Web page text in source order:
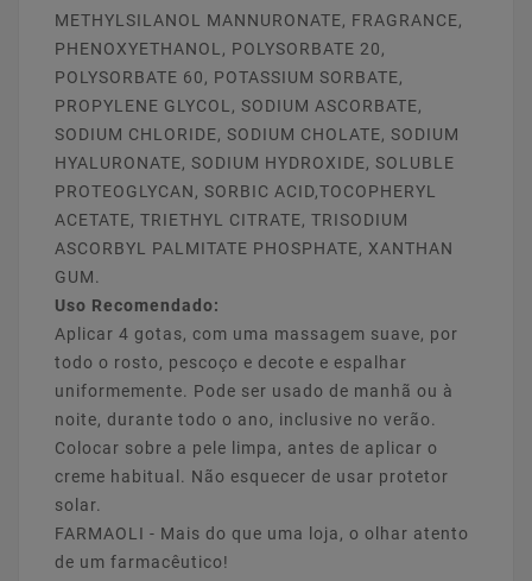
METHYLSILANOL MANNURONATE, FRAGRANCE,
PHENOXYETHANOL, POLYSORBATE 20,
POLYSORBATE 60, POTASSIUM SORBATE,
PROPYLENE GLYCOL, SODIUM ASCORBATE,
SODIUM CHLORIDE, SODIUM CHOLATE, SODIUM
HYALURONATE, SODIUM HYDROXIDE, SOLUBLE
PROTEOGLYCAN, SORBIC ACID,TOCOPHERYL
ACETATE, TRIETHYL CITRATE, TRISODIUM
ASCORBYL PALMITATE PHOSPHATE, XANTHAN
GUM.
Uso Recomendado:
Aplicar 4 gotas, com uma massagem suave, por
todo o rosto, pescoço e decote e espalhar
uniformemente. Pode ser usado de manhã ou à
noite, durante todo o ano, inclusive no verão.
Colocar sobre a pele limpa, antes de aplicar o
creme habitual. Não esquecer de usar protetor
solar.
FARMAOLI - Mais do que uma loja, o olhar atento
de um farmacêutico!